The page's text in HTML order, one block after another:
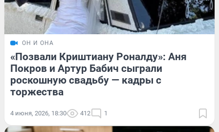
ОН И ОНА
«Позвали Криштиану Роналду»: Аня
Покров и Артур Бабич сыграли
роскошную свадьбу — кадры с
торжества
4 июня, 2026, 18:30 412 1